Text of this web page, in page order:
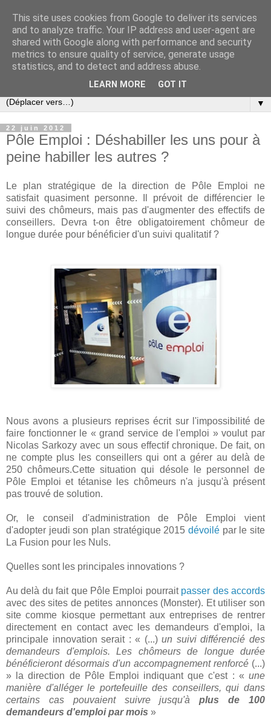
Slovar les Nouvelles
Blog citoyen d'informations, de décryptages et de
commentaires depuis 2005
▼
22 juin 2012
Pôle Emploi : Déshabiller les uns pour à
peine habiller les autres ?
Le plan stratégique de la direction de Pôle Emploi ne
satisfait quasiment personne. Il prévoit de différencier le
suivi des chômeurs, mais pas d'augmenter des effectifs de
conseillers. Devra t-on être obligatoirement chômeur de
longue durée pour bénéficier d'un suivi qualitatif ?
Nous avons a plusieurs reprises écrit sur l'impossibilité de
faire fonctionner le « grand service de l'emploi » voulut par
Nicolas Sarkozy avec un sous effectif chronique. De fait, on
ne compte plus les conseillers qui ont a gérer au delà de
250 chômeurs.Cette situation qui désole le personnel de
Pôle Emploi et tétanise les chômeurs n'a jusqu'à présent
pas trouvé de solution.
Or, le conseil d'administration de Pôle Emploi vient
d'adopter jeudi son plan stratégique 2015 dévoilé par le site
La Fusion pour les Nuls.
Quelles sont les principales innovations ?
Au delà du fait que Pôle Emploi pourrait passer des accords
avec des sites de petites annonces (Monster). Et utiliser son
site comme kiosque permettant aux entreprises de rentrer
directement en contact avec les demandeurs d'emploi, la
principale innovation serait : « (...)un suivi différencié des
demandeurs d'emplois. Les chômeurs de longue durée
bénéficieront désormais d'un accompagnement renforcé (...)
» la direction de Pôle Emploi indiquant que c'est : « une
manière d'alléger le portefeuille des conseillers, qui dans
certains cas pouvaient suivre jusqu'àplus de 100
demandeurs d'emploi par mois »
This site uses cookies from Google to deliver its services
and to analyze traffic. Your IP address and user-agent are
shared with Google along with performance and security
metrics to ensure quality of service, generate usage
statistics, and to detect and address abuse.
LEARN MORE GOT IT